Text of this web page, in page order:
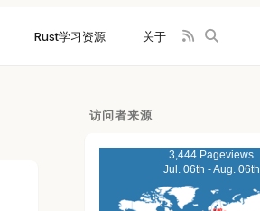
Rust学习资源 关于
访问者来源
3,444 Pageviews
Jul. 06th - Aug. 06th